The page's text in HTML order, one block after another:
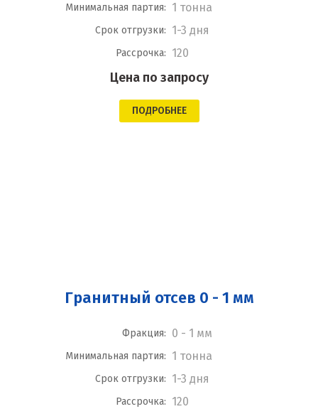
Минимальная партия: 1 тонна
Срок отгрузки: 1-3 дня
Рассрочка: 120
Цена по запросу
ПОДРОБНЕЕ
Гранитный отсев 0 - 1 мм
Фракция: 0 - 1 мм
Минимальная партия: 1 тонна
Срок отгрузки: 1-3 дня
Рассрочка: 120